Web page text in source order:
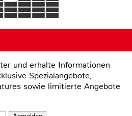
und erhalte Informationen
Spezialangebote,
sowie limitierte Angebote